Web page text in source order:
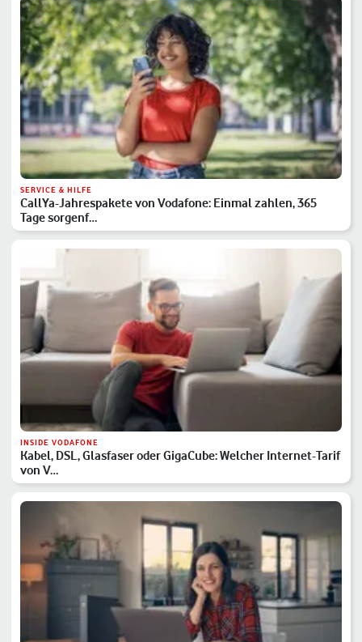
SERVICE & HILFE
CallYa-Jahrespakete von Vodafone: Einmal zahlen, 365
Tage sorgenf…
INSIDE VODAFONE
Kabel, DSL, Glasfaser oder GigaCube: Welcher Internet-Tarif
von V…